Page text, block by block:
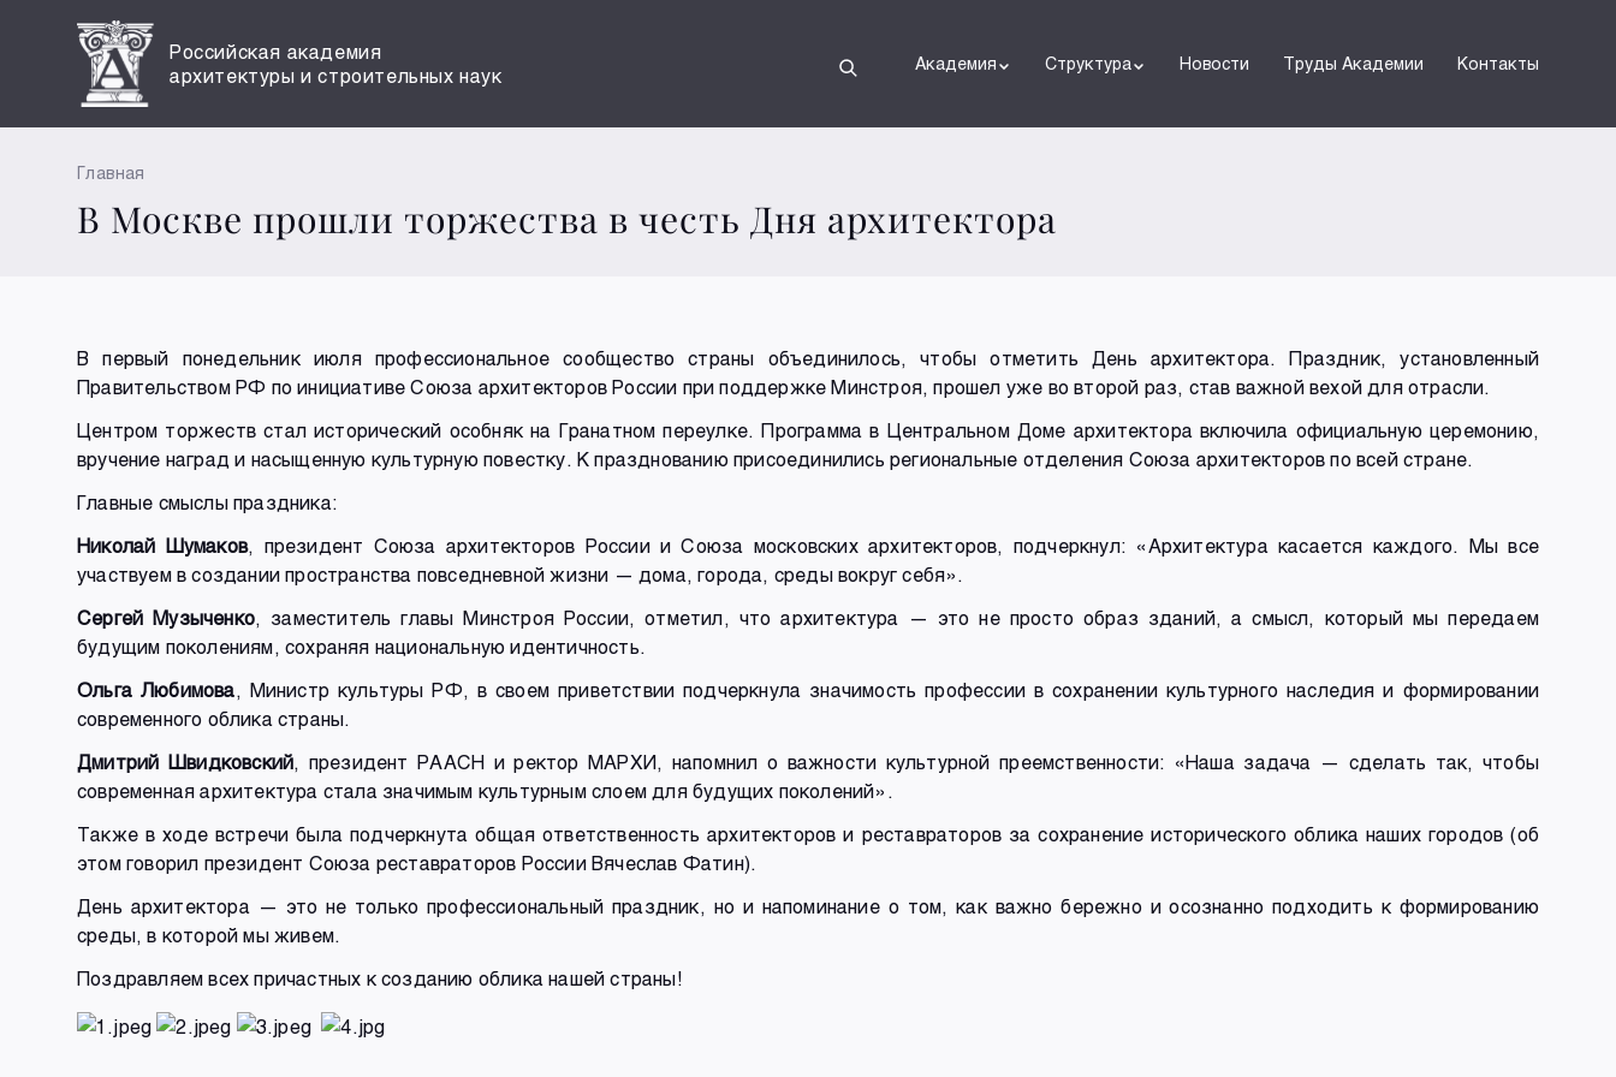
Российская академия
архитектуры и строительных наук
Академия Структура Новости Труды Академии Контакты
Главная
В Москве прошли торжества в честь Дня архитектора
В первый понедельник июля профессиональное сообщество страны объединилось, чтобы отметить День архитектора. Праздник, установленный
Правительством РФ по инициативе Союза архитекторов России при поддержке Минстроя, прошел уже во второй раз, став важной вехой для отрасли.
Центром торжеств стал исторический особняк на Гранатном переулке. Программа в Центральном Доме архитектора включила официальную церемонию,
вручение наград и насыщенную культурную повестку. К празднованию присоединились региональные отделения Союза архитекторов по всей стране.
Главные смыслы праздника:
Николай Шумаков, президент Союза архитекторов России и Союза московских архитекторов, подчеркнул: «Архитектура касается каждого. Мы все
участвуем в создании пространства повседневной жизни — дома, города, среды вокруг себя».
Сергей Музыченко, заместитель главы Минстроя России, отметил, что архитектура — это не просто образ зданий, а смысл, который мы передаем
будущим поколениям, сохраняя национальную идентичность.
Ольга Любимова, Министр культуры РФ, в своем приветствии подчеркнула значимость профессии в сохранении культурного наследия и формировании
современного облика страны.
Дмитрий Швидковский, президент РААСН и ректор МАРХИ, напомнил о важности культурной преемственности: «Наша задача — сделать так, чтобы
современная архитектура стала значимым культурным слоем для будущих поколений».
Также в ходе встречи была подчеркнута общая ответственность архитекторов и реставраторов за сохранение исторического облика наших городов (об
этом говорил президент Союза реставраторов России Вячеслав Фатин).
День архитектора — это не только профессиональный праздник, но и напоминание о том, как важно бережно и осознанно подходить к формированию
среды, в которой мы живем.
Поздравляем всех причастных к созданию облика нашей страны!